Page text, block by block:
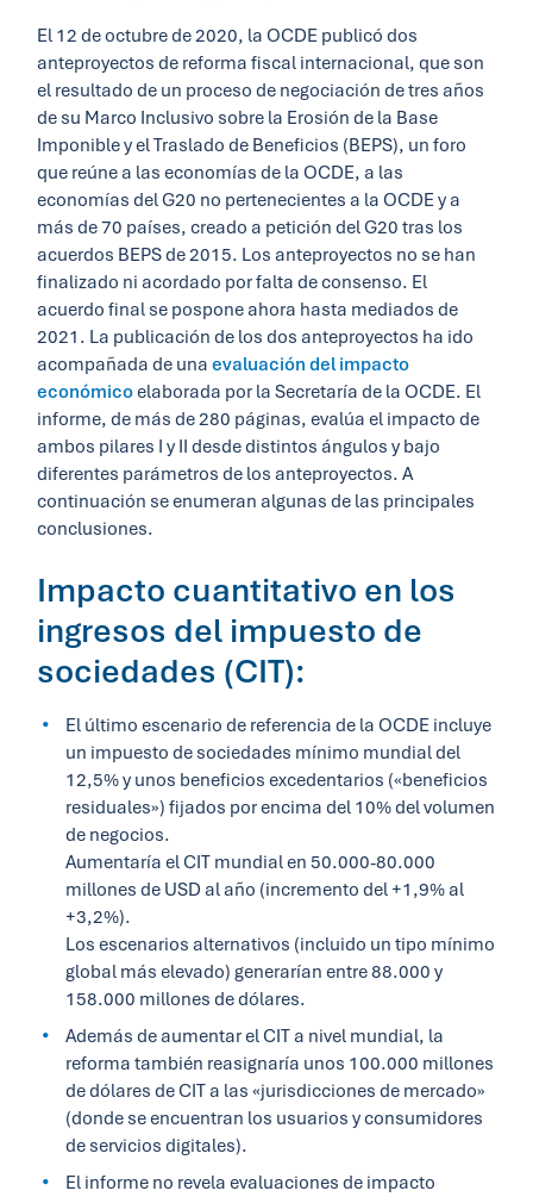
El 12 de octubre de 2020, la OCDE publicó dos
anteproyectos de reforma fiscal internacional, que son
el resultado de un proceso de negociación de tres años
de su Marco Inclusivo sobre la Erosión de la Base
Imponible y el Traslado de Beneficios (BEPS), un foro
que reúne a las economías de la OCDE, a las
economías del G20 no pertenecientes a la OCDE y a
más de 70 países, creado a petición del G20 tras los
acuerdos BEPS de 2015. Los anteproyectos no se han
finalizado ni acordado por falta de consenso. El
acuerdo final se pospone ahora hasta mediados de
2021. La publicación de los dos anteproyectos ha ido
acompañada de unaevaluación del impacto
económicoelaborada por la Secretaría de la OCDE. El
informe, de más de 280 páginas, evalúa el impacto de
ambos pilares I y II desde distintos ángulos y bajo
diferentes parámetros de los anteproyectos. A
continuación se enumeran algunas de las principales
conclusiones.
Impacto cuantitativo en los
ingresos del impuesto de
sociedades (CIT):
El último escenario de referencia de la OCDE incluye
un impuesto de sociedades mínimo mundial del
12,5% y unos beneficios excedentarios («beneficios
residuales») fijados por encima del 10% del volumen
de negocios.
Aumentaría el CIT mundial en 50.000-80.000
millones de USD al año (incremento del +1,9% al
+3,2%).
Los escenarios alternativos (incluido un tipo mínimo
global más elevado) generarían entre 88.000 y
158.000 millones de dólares.
Además de aumentar el CIT a nivel mundial, la
reforma también reasignaría unos 100.000 millones
de dólares de CIT a las «jurisdicciones de mercado»
(donde se encuentran los usuarios y consumidores
de servicios digitales).
El informe no revela evaluaciones de impacto